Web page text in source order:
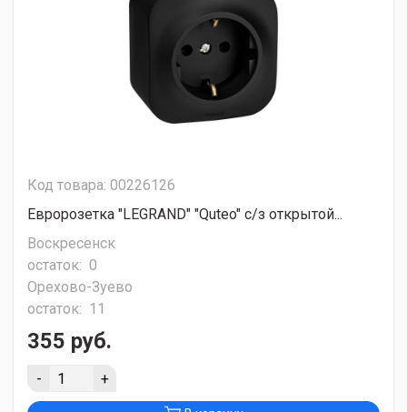
Код товара: 00226126
Евророзетка "LEGRAND" "Quteo" с/з открытой...
Воскресенск
остаток: 0
Орехово-Зуево
остаток: 11
355 руб.
- +